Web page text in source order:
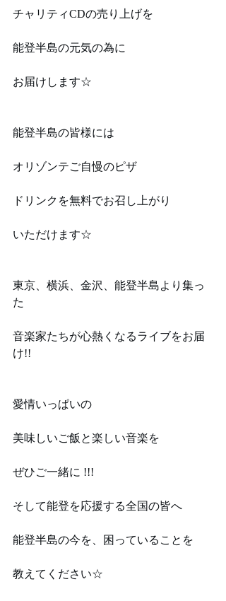
チャリティCDの売り上げを
能登半島の元気の為に
お届けします☆
能登半島の皆様には
オリゾンテご自慢のピザ
ドリンクを無料でお召し上がり
いただけます☆
東京、横浜、金沢、能登半島より集っ
た
音楽家たちが心熱くなるライブをお届
け!!
愛情いっぱいの
美味しいご飯と楽しい音楽を
ぜひご一緒に !!!
そして能登を応援する全国の皆へ
能登半島の今を、困っていることを
教えてください☆